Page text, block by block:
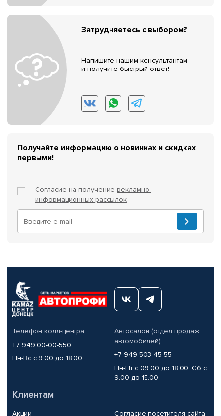
Затрудняетесь с выбором?
Напишите нашим консультантам
и получите быстрый ответ!
Получайте информацию о новинках и скидках
первыми!
Согласие на получение рекламно-
информационных рассылок
Телефон колл-центра
+7 949 00-00-550
Пн-Вс с 9.00 до 18.00
Автосалон (отдел продаж
автомобилей)
+7 949 503-45-55
Пн-Пт с 09.00 до 18.00, Сб с
9.00 до 15.00
Клиентам
Акции Согласие посетителя сайта